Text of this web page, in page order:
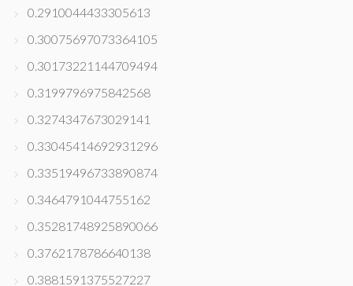
0.2910044433305613
0.30075697073364105
0.30173221144709494
0.3199796975842568
0.3274347673029141
0.33045414692931296
0.33519496733890874
0.3464791044755162
0.35281748925890066
0.3762178786640138
0.3881591375527227